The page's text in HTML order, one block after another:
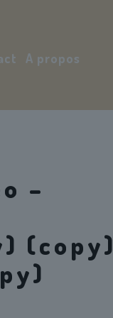
A propos
–
(copy)